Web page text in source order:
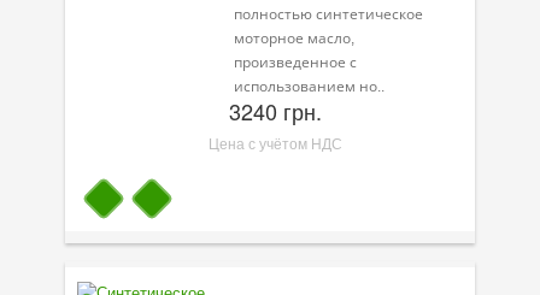
полностью синтетическое
моторное масло,
произведенное с
использованием но..
3240 грн.
Цена с учётом НДС